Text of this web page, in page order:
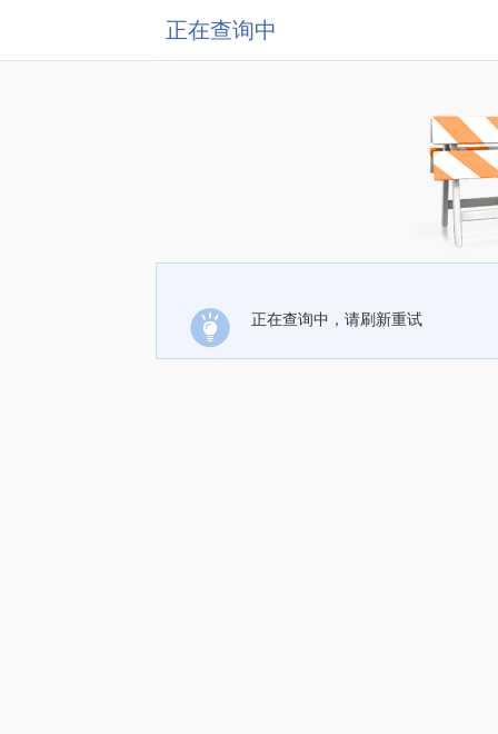
正在查询中
正在查询中，请刷新重试